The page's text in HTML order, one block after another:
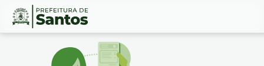
Ir
Conteúdo